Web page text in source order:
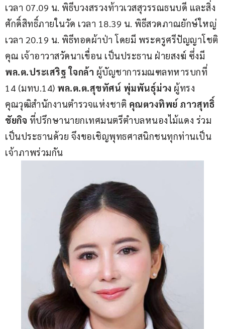
เวลา 07.09 น. พิธีบวงสรวงท้าวเวสสุวรรณธนบดี และสิ่ง
ศักดิ์สิทธิ์ภายในวัด เวลา 18.39 น. พิธีสวดภาณยักษ์ใหญ่
เวลา 20.19 น. พิธีทอดผ้าป่า โดยมี พระครูศรีปัญญาโชติ
คุณ เจ้าอาวาสวัดนาเขื่อน เป็นประธาน ฝ่ายสงฆ์ ซึ่งมี
พล.ต.ประเสริฐ ใจกล้า ผู้บัญชาการมณฑลทหารบกที่
14 (มทบ.14) พล.ต.ต.สุขทัศน์ พุ่มพันธ์ุม่วง ผู้ทรง
คุณวุฒิสำนักงานตำรวจแห่งชาติ คุณตวงทิพย์ ภาวสุทธิ์
ชัยกิจ ที่ปรึกษานายกเทศมนตรีตำบลหนองไม้แดง ร่วม
เป็นประธานด้วย จึงขอเชิญพุทธศาสนิกชนทุกท่านเป็น
เจ้าภาพร่วมกัน